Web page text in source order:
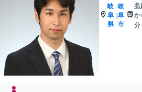
岐
阜
県
|
岐
阜
市
名
か
分